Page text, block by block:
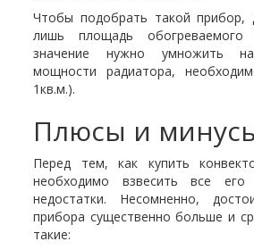
Чтобы подобрать такой прибор,
лишь площадь
значение нужно умножить
мощности радиатора,
1кв.м.).
Плюсы и
Перед тем, как купить
необходимо взвесить все
недостатки. Несомненно,
прибора существенно больше и
такие: